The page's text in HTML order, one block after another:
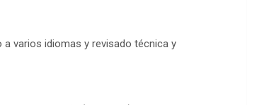
varios idiomas y revisado técnica y